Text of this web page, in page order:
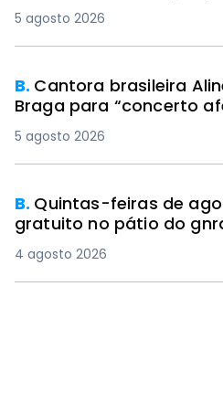
5 agosto 2026
B. Cantora brasileira
Braga para “concerto
5 agosto 2026
B. Quintas-feiras de
gratuito no pátio do
4 agosto 2026